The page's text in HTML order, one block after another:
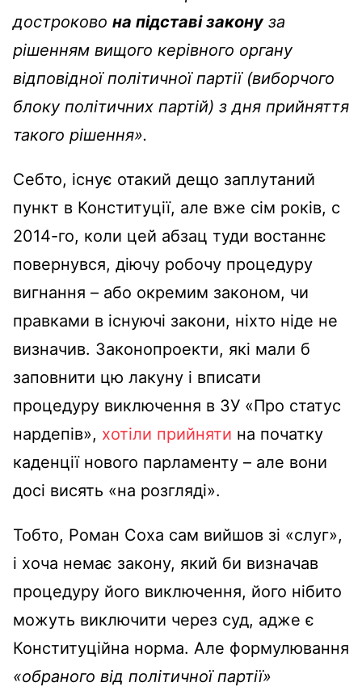
достроково на підставі закону за
рішенням вищого керівного органу
відповідної політичної партії (виборчого
блоку політичних партій) з дня прийняття
такого рішення».
Себто, існує отакий дещо заплутаний
пункт в Конституції, але вже сім років, с
2014-го, коли цей абзац туди востаннє
повернувся, діючу робочу процедуру
вигнання – або окремим законом, чи
правками в існуючі закони, ніхто ніде не
визначив. Законопроекти, які мали б
заповнити цю лакуну і вписати
процедуру виключення в ЗУ «Про статус
нардепів», хотіли прийняти на початку
каденції нового парламенту – але вони
досі висять «на розгляді».
Тобто, Роман Соха сам вийшов зі «слуг»,
і хоча немає закону, який би визначав
процедуру його виключення, його нібито
можуть виключити через суд, адже є
Конституційна норма. Але формулювання
«обраного від політичної партії»